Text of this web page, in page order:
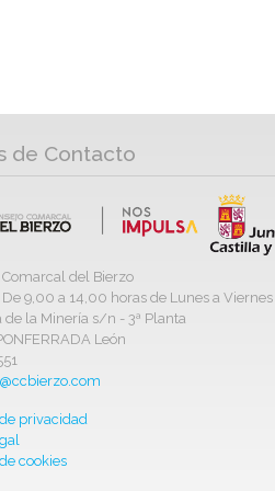
de Contacto
Comarcal del Bierzo
De 9,00 a 14,00 horas de Lunes a Viernes
de la Minería s/n - 3ª Planta
León
privacidad
cookies